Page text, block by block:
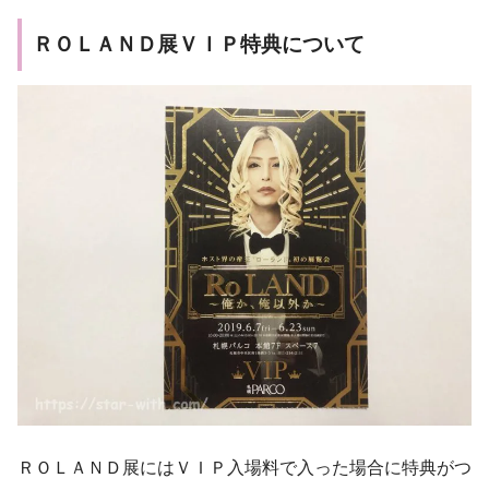
ＲＯＬＡＮＤ展ＶＩＰ特典について
ＲＯＬＡＮＤ展にはＶＩＰ入場料で入った場合に特典がつ